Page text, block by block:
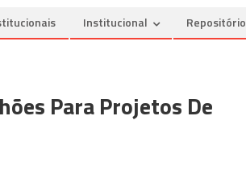
Institucional Repositório
Para Projetos De